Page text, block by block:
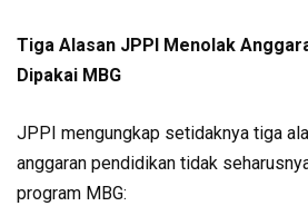
Tiga Alasan JPPI Menolak
Dipakai MBG
JPPI mengungkap setidaknya tiga
anggaran pendidikan tidak
program MBG: